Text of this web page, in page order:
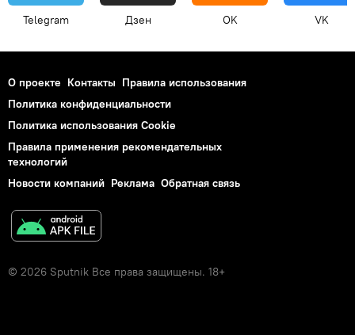
Telegram Дзен OK VK
О проекте Контакты Правила использования
Политика конфиденциальности
Политика использования Cookie
Правила применения рекомендательных
технологий
Новости компаний Реклама Обратная связь
© 2026 Sputnik Все права защищены. 18+